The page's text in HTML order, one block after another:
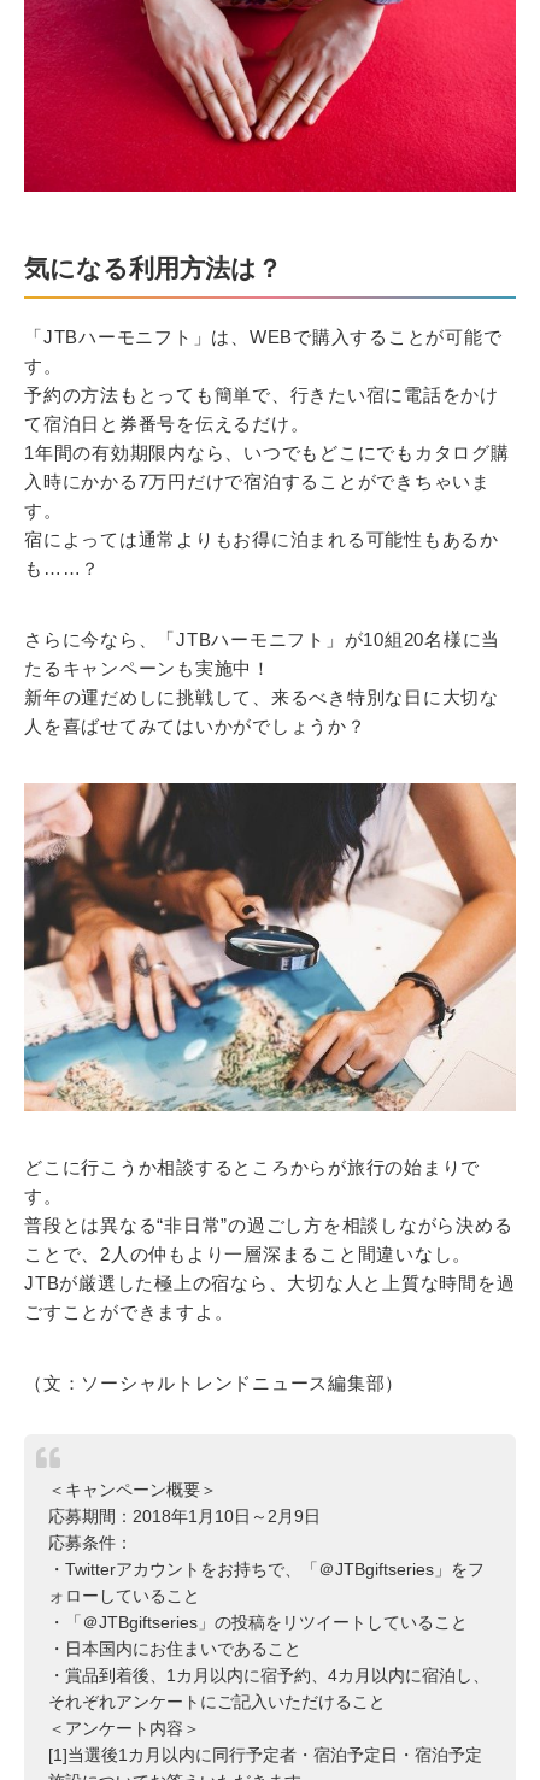
気になる利用方法は？
「JTBハーモニフト」は、WEBで購入することが可能で
す。
予約の方法もとっても簡単で、行きたい宿に電話をかけ
て宿泊日と券番号を伝えるだけ。
1年間の有効期限内なら、いつでもどこにでもカタログ購
入時にかかる7万円だけで宿泊することができちゃいま
す。
宿によっては通常よりもお得に泊まれる可能性もあるか
も……？
さらに今なら、「JTBハーモニフト」が10組20名様に当
たるキャンペーンも実施中！
新年の運だめしに挑戦して、来るべき特別な日に大切な
人を喜ばせてみてはいかがでしょうか？
どこに行こうか相談するところからが旅行の始まりで
す。
普段とは異なる“非日常”の過ごし方を相談しながら決める
ことで、2人の仲もより一層深まること間違いなし。
JTBが厳選した極上の宿なら、大切な人と上質な時間を過
ごすことができますよ。
（文：ソーシャルトレンドニュース編集部）
＜キャンペーン概要＞
応募期間：2018年1月10日～2月9日
応募条件：
・Twitterアカウントをお持ちで、「＠JTBgiftseries」をフ
ォローしていること
・「＠JTBgiftseries」の投稿をリツイートしていること
・日本国内にお住まいであること
・賞品到着後、1カ月以内に宿予約、4カ月以内に宿泊し、
それぞれアンケートにご記入いただけること
＜アンケート内容＞
[1]当選後1カ月以内に同行予定者・宿泊予定日・宿泊予定